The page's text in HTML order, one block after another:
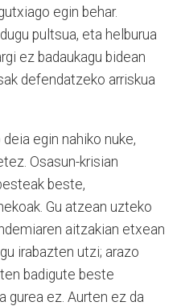
egin behar.
pultsua, eta helburua
ez badaukagu bidean
defendatzeko arriskua
egin nahiko nuke,
Osasun-krisian
beste,
Gu atzean uzteko
aitzakian etxean
irabazten utzi; arazo
badigute beste
gurea ez. Aurten ez da